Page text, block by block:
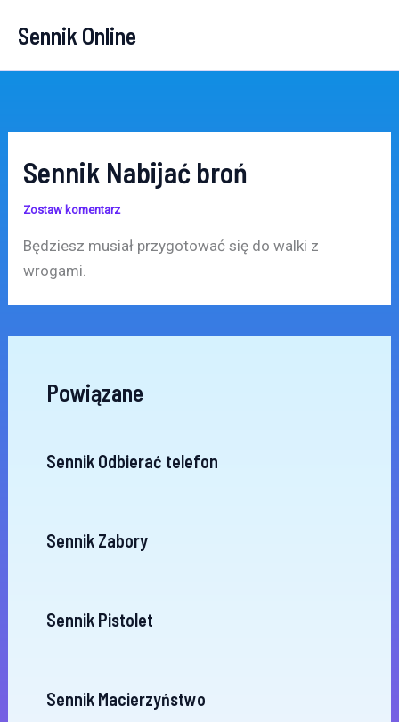
Sennik Online
Sennik Nabijać broń
Zostaw komentarz
Będziesz musiał przygotować się do walki z
wrogami.
Powiązane
Sennik Odbierać telefon
Sennik Zabory
Sennik Pistolet
Sennik Macierzyństwo